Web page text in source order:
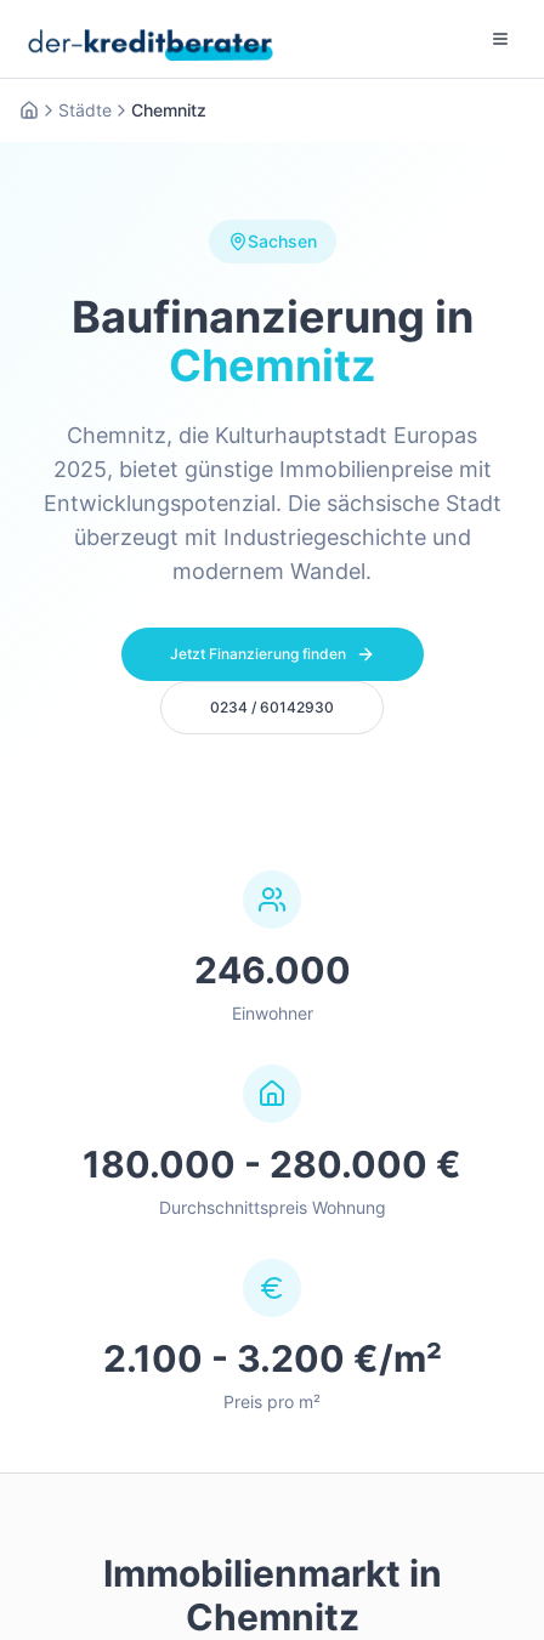
Menu
Startseite
Städte Chemnitz
Sachsen
Baufinanzierung in
Chemnitz
Chemnitz, die Kulturhauptstadt Europas
2025, bietet günstige Immobilienpreise mit
Entwicklungspotenzial. Die sächsische Stadt
überzeugt mit Industriegeschichte und
modernem Wandel.
Jetzt Finanzierung finden
0234 / 60142930
246.000
Einwohner
180.000 - 280.000 €
Durchschnittspreis Wohnung
2.100 - 3.200 €/m²
Preis pro m²
Immobilienmarkt in
Chemnitz